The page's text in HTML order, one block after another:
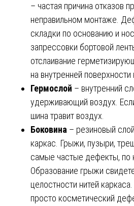
– частая причина отказов
неправильном монтаже.
складки по основанию и
запрессовки бортовой
отслаивание
на внутренней поверхности
Гермослой – внутренний
удерживающий воздух.
шина травит воздух.
Боковина – резиновый
каркас. Грыжи, пузыри,
самые частые дефекты, по
Образование грыжи
целостности нитей
просто косметический